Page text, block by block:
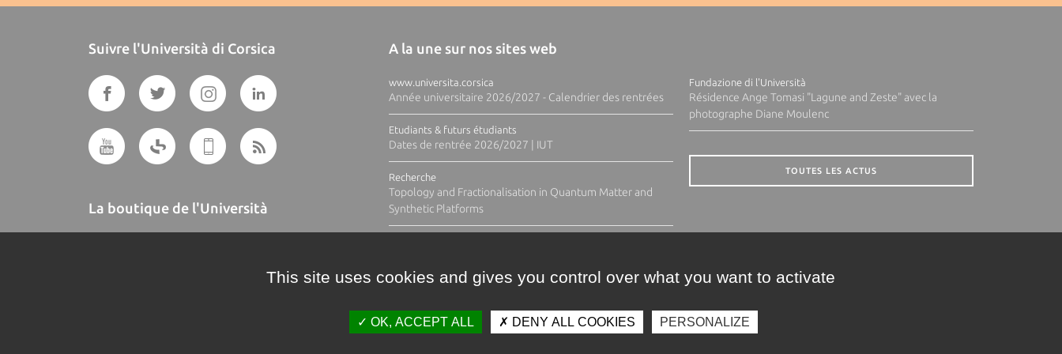
Suivre l'Università di Corsica
La boutique de l'Università
A la une sur nos sites web
www.universita.corsica
Année universitaire 2026/2027 - Calendrier des rentrées
Etudiants & futurs étudiants
Dates de rentrée 2026/2027 | IUT
Recherche
Topology and Fractionalisation in Quantum Matter and
Synthetic Platforms
Fundazione di l'Università
Résidence Ange Tomasi "Lagune and Zeste" avec la
photographe Diane Moulenc
TOUTES LES ACTUS
This site uses cookies and gives you control over what you want to activate
OK, ACCEPT ALL DENY ALL COOKIES PERSONALIZE